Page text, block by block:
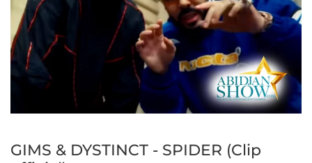
GIMS & DYSTINCT - SPIDER (Clip